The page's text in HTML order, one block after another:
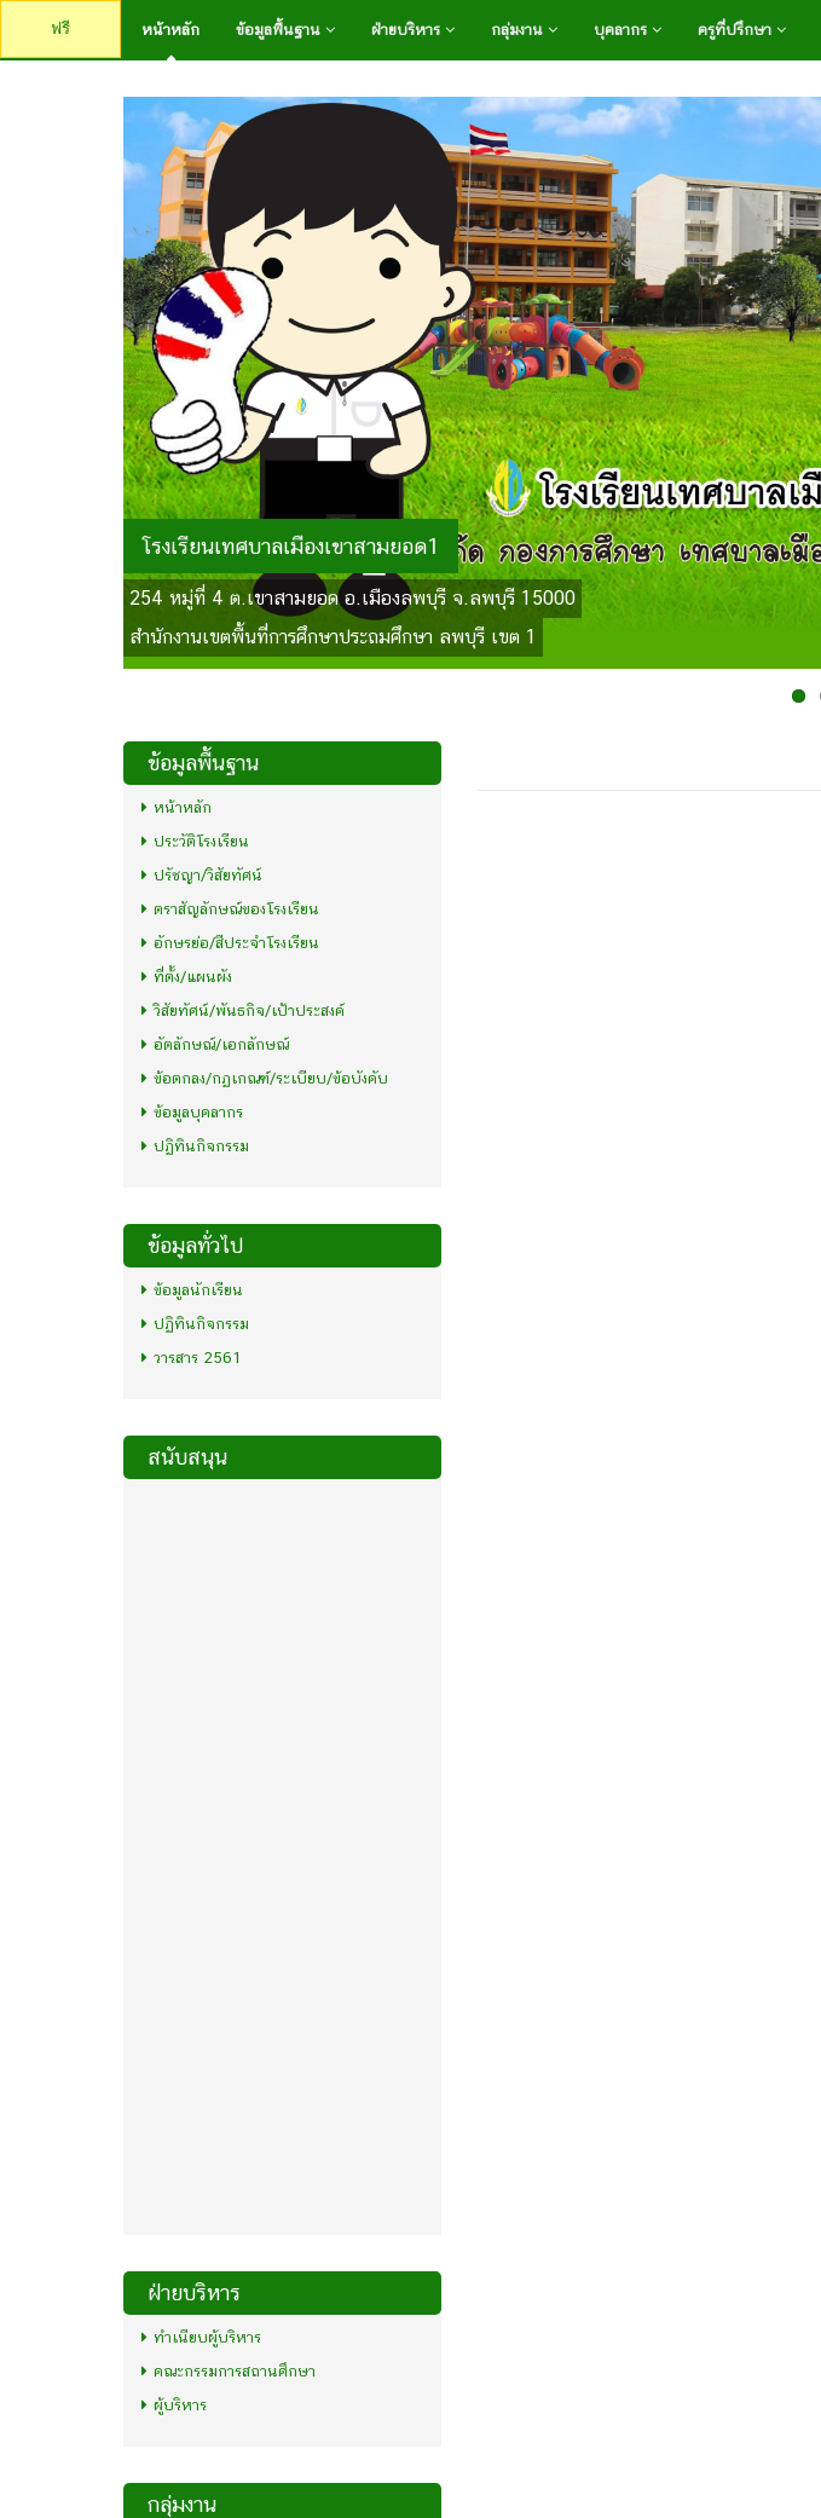
ฟรี หน้าหลัก ข้อมูลพื้นฐาน ฝ่ายบริหาร กลุ่มงาน บุคลากร ครูที่ปรึกษา
โรงเรียนเทศบาลเมืองเขาสามยอด1
254 หมู่ที่ 4 ต.เขาสามยอด อ.เมืองลพบุรี จ.ลพบุรี 15000
สำนักงานเขตพื้นที่การศึกษาประถมศึกษา ลพบุรี เขต 1
ข้อมูลพื้นฐาน
หน้าหลัก
ประวัติโรงเรียน
ปรัชญา/วิสัยทัศน์
ตราสัญลักษณ์ของโรงเรียน
อักษรย่อ/สีประจำโรงเรียน
ที่ตั้ง/แผนผัง
วิสัยทัศน์/พันธกิจ/เป้าประสงค์
อัตลักษณ์/เอกลักษณ์
ข้อตกลง/กฏเกณฑ์/ระเบียบ/ข้อบังคับ
ข้อมูลบุคลากร
ปฏิทินกิจกรรม
ข้อมูลทั่วไป
ข้อมูลนักเรียน
ปฏิทินกิจกรรม
วารสาร 2561
สนับสนุน
ฝ่ายบริหาร
ทำเนียบผู้บริหาร
คณะกรรมการสถานศึกษา
ผู้บริหาร
กลุ่มงาน